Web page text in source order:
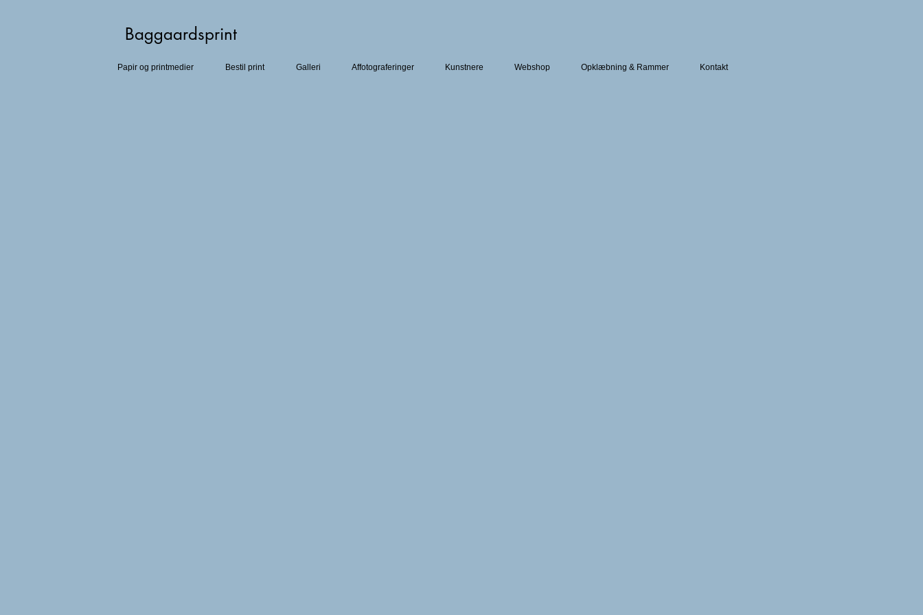
Baggaardsprint​
Papir og printmedier Bestil print Galleri Affotograferinger Kunstnere Webshop Opklæbning & Rammer Kontakt